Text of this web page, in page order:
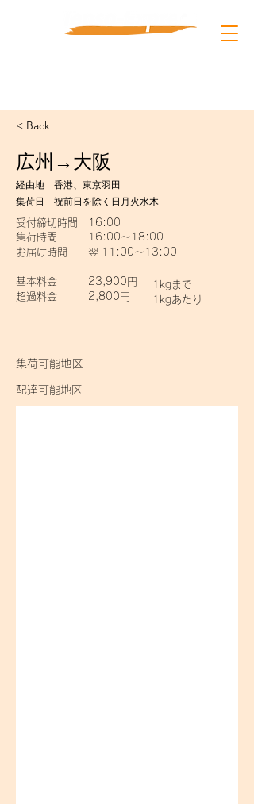
< Back
広州→大阪
経由地 香港、東京羽田
集荷日 祝前日を除く日月火水木
受付締切時間 16:00
集荷時間 16:00～18:00
お届け時間 翌 11:00～13:00
基本料金 23,900円
超過料金 2,800円
1kgまで
1kgあたり
​集荷可能地区
​配達可能地区